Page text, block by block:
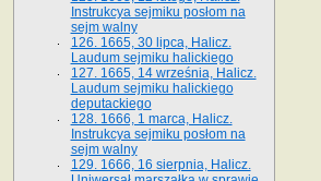
Instrukcya sejmiku posłom na
sejm walny
126. 1665, 30 lipca, Halicz.
Laudum sejmiku halickiego
127. 1665, 14 września, Halicz.
Laudum sejmiku halickiego
deputackiego
128. 1666, 1 marca, Halicz.
Instrukcya sejmiku posłom na
sejm walny
129. 1666, 16 sierpnia, Halicz.